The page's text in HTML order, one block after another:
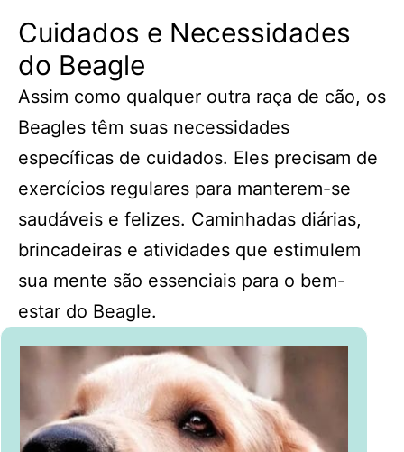
Cuidados e Necessidades
do Beagle
Assim como qualquer outra raça de cão, os
Beagles têm suas necessidades
específicas de cuidados. Eles precisam de
exercícios regulares para manterem-se
saudáveis e felizes. Caminhadas diárias,
brincadeiras e atividades que estimulem
sua mente são essenciais para o bem-
estar do Beagle.